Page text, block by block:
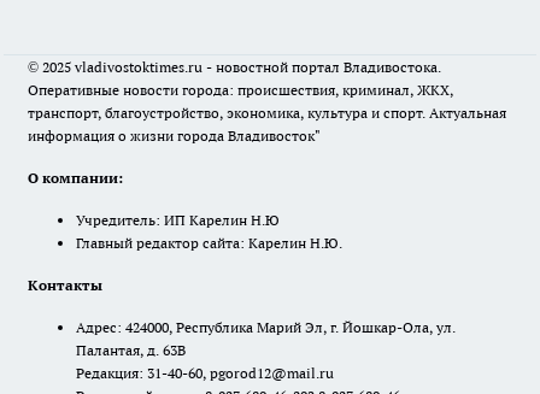
© 2025 vladivostoktimes.ru - новостной портал Владивостока.
Оперативные новости города: происшествия, криминал, ЖКХ,
транспорт, благоустройство, экономика, культура и спорт. Актуальная
информация о жизни города Владивосток"
О компании:
Учредитель: ИП Карелин Н.Ю
Главный редактор сайта: Карелин Н.Ю.
Контакты
Адрес: 424000, Республика Марий Эл, г. Йошкар-Ола, ул.
Палантая, д. 63В
Редакция: 31-40-60, pgorod12@mail.ru